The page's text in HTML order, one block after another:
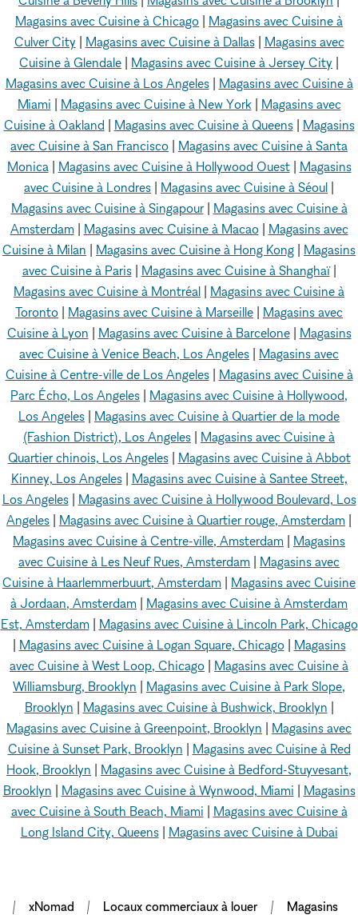
Magasins avec Cuisine à Chicago | Magasins avec Cuisine à
Culver City | Magasins avec Cuisine à Dallas| Magasins avec
Cuisine à Glendale | Magasins avec Cuisine à Jersey City |
Magasins avec Cuisine à Los Angeles| Magasins avec Cuisine à
Miami | Magasins avec Cuisine à New York| Magasins avec
Cuisine à Oakland | Magasins avec Cuisine à Queens| Magasins
avec Cuisine à San Francisco | Magasins avec Cuisine à Santa
Monica | Magasins avec Cuisine à Hollywood Ouest| Magasins
avec Cuisine à Londres | Magasins avec Cuisine à Séoul |
Magasins avec Cuisine à Singapour| Magasins avec Cuisine à
Amsterdam| Magasins avec Cuisine à Macao| Magasins avec
Cuisine à Milan | Magasins avec Cuisine à Hong Kong | Magasins
avec Cuisine à Paris| Magasins avec Cuisine à Shanghaï|
Magasins avec Cuisine à Montréal | Magasins avec Cuisine à
Toronto | Magasins avec Cuisine à Marseille | Magasins avec
Cuisine à Lyon | Magasins avec Cuisine à Barcelone| Magasins
avec Cuisine à Venice Beach, Los Angeles | Magasins avec
Cuisine à Centre-ville de Los Angeles| Magasins avec Cuisine à
Parc Écho, Los Angeles | Magasins avec Cuisine à Hollywood,
Los Angeles | Magasins avec Cuisine à Quartier de la mode
(Fashion District), Los Angeles | Magasins avec Cuisine à
Quartier chinois, Los Angeles| Magasins avec Cuisine à Abbot
Kinney, Los Angeles| Magasins avec Cuisine à Santee Street,
Los Angeles| Magasins avec Cuisine à Hollywood Boulevard, Los
Angeles | Magasins avec Cuisine à Quartier rouge, Amsterdam |
Magasins avec Cuisine à Centre-ville, Amsterdam | Magasins
avec Cuisine à Les Neuf Rues, Amsterdam | Magasins avec
Cuisine à Haarlemmerbuurt, Amsterdam | Magasins avec Cuisine
à Jordaan, Amsterdam | Magasins avec Cuisine à Amsterdam
Est, Amsterdam| Magasins avec Cuisine à Lincoln Park, Chicago
| Magasins avec Cuisine à Logan Square, Chicago| Magasins
avec Cuisine à West Loop, Chicago | Magasins avec Cuisine à
Williamsburg, Brooklyn | Magasins avec Cuisine à Park Slope,
Brooklyn | Magasins avec Cuisine à Bushwick, Brooklyn |
Magasins avec Cuisine à Greenpoint, Brooklyn | Magasins avec
Cuisine à Sunset Park, Brooklyn | Magasins avec Cuisine à Red
Hook, Brooklyn | Magasins avec Cuisine à Bedford-Stuyvesant,
Brooklyn | Magasins avec Cuisine à Wynwood, Miami | Magasins
avec Cuisine à South Beach, Miami | Magasins avec Cuisine à
Long Island City, Queens| Magasins avec Cuisine à Dubai
xNomad Locaux commerciaux à louer
Magasins